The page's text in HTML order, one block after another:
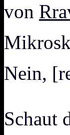
von
Nein,
Schaut